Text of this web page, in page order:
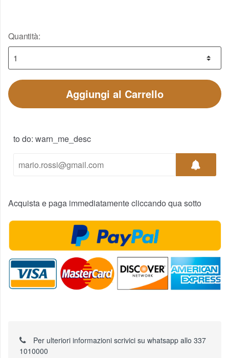
Quantità:
Aggiungi al Carrello
to do: warn_me_desc
Acquista e paga immediatamente cliccando qua sotto
Per ulteriori informazioni scrivici su whatsapp allo 337
1010000